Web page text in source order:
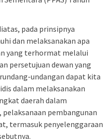
pada prinsipnya
dan melaksanakan apa
yang terhormat melalui
persetujuan dewan yang
undangan dapat kita
dalam melaksanakan
daerah dalam
pembangunan
termasuk penyelenggaraan